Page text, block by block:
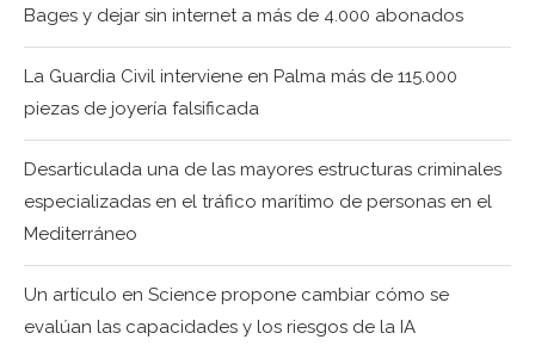
Bages y dejar sin internet a más de 4.000 abonados
La Guardia Civil interviene en Palma más de 115.000
piezas de joyería falsificada
Desarticulada una de las mayores estructuras criminales
especializadas en el tráfico marítimo de personas en el
Mediterráneo
Un artículo en Science propone cambiar cómo se
evalúan las capacidades y los riesgos de la IA